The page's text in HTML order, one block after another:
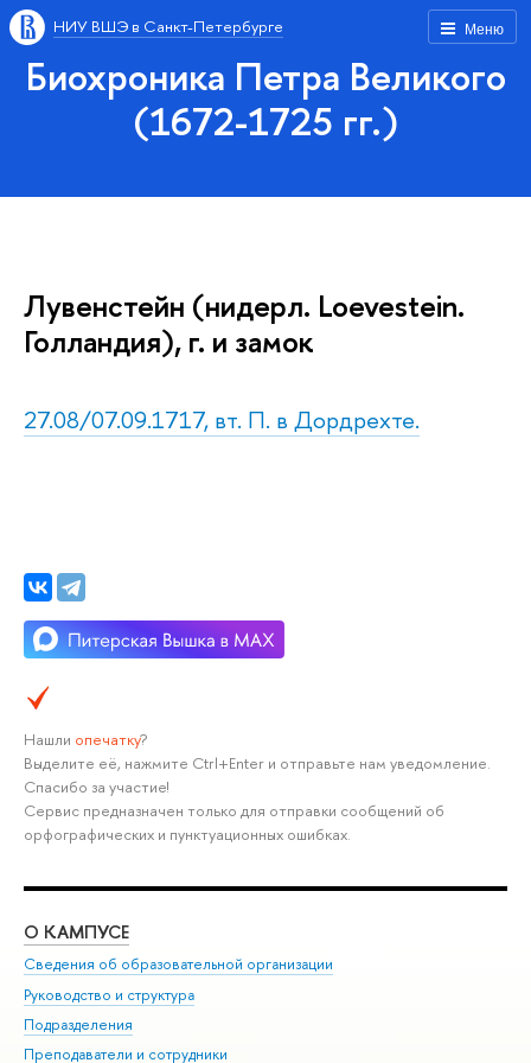
Меню
НИУ ВШЭ в Санкт-Петербурге
Биохроника Петра Великого
(1672-1725 гг.)
Лувенстейн (нидерл. Loevestein.
Голландия), г. и замок
27.08/07.09.1717, вт. П. в Дордрехте.
Нашли опечатку?
Выделите её, нажмите Ctrl+Enter и отправьте нам уведомление.
Спасибо за участие!
Сервис предназначен только для отправки сообщений об
орфографических и пунктуационных ошибках.
О КАМПУСЕ
Сведения об образовательной организации
Руководство и структура
Подразделения
Преподаватели и сотрудники